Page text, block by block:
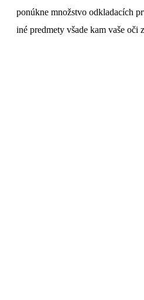
ponúkne množstvo odkladacích
iné predmety všade kam vaše oči